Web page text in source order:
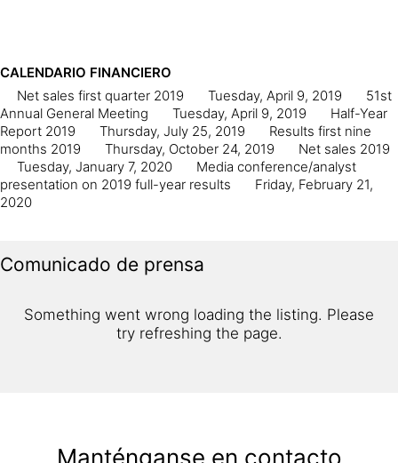
CALENDARIO FINANCIERO
Net sales first quarter 2019
Tuesday, April 9, 2019
51st
Annual General Meeting
Tuesday, April 9, 2019
Half-Year
Report 2019
Thursday, July 25, 2019
Results first nine
months 2019
Thursday, October 24, 2019
Net sales 2019
Tuesday, January 7, 2020
Media conference/analyst
presentation on 2019 full-year results
Friday, February 21,
2020
Comunicado de prensa
Something went wrong loading the listing. Please
try refreshing the page.
Manténganse en contacto